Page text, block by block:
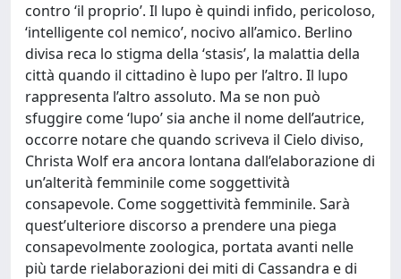
contro ‘il proprio’. Il lupo è quindi infido, pericoloso,
‘intelligente col nemico’, nocivo all’amico. Berlino
divisa reca lo stigma della ‘stasis’, la malattia della
città quando il cittadino è lupo per l’altro. Il lupo
rappresenta l’altro assoluto. Ma se non può
sfuggire come ‘lupo’ sia anche il nome dell’autrice,
occorre notare che quando scriveva il Cielo diviso,
Christa Wolf era ancora lontana dall’elaborazione di
un’alterità femminile come soggettività
consapevole. Come soggettività femminile. Sarà
quest’ulteriore discorso a prendere una piega
consapevolmente zoologica, portata avanti nelle
più tarde rielaborazioni dei miti di Cassandra e di